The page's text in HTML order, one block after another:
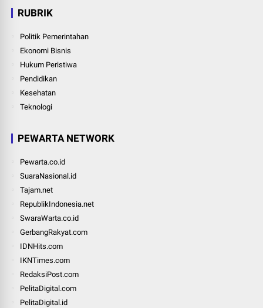
RUBRIK
Politik Pemerintahan
Ekonomi Bisnis
Hukum Peristiwa
Pendidikan
Kesehatan
Teknologi
PEWARTA NETWORK
Pewarta.co.id
SuaraNasional.id
Tajam.net
RepublikIndonesia.net
SwaraWarta.co.id
GerbangRakyat.com
IDNHits.com
IKNTimes.com
RedaksiPost.com
PelitaDigital.com
PelitaDigital.id